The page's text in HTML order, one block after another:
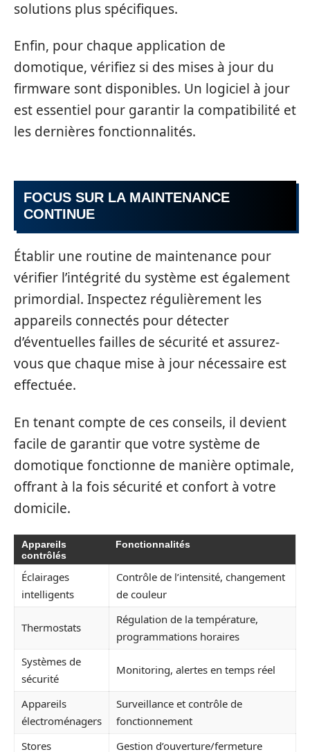
solutions plus spécifiques.
Enfin, pour chaque application de
domotique, vérifiez si des mises à jour du
firmware sont disponibles. Un logiciel à jour
est essentiel pour garantir la compatibilité et
les dernières fonctionnalités.
FOCUS SUR LA MAINTENANCE
CONTINUE
Établir une routine de maintenance pour
vérifier l’intégrité du système est également
primordial. Inspectez régulièrement les
appareils connectés pour détecter
d’éventuelles failles de sécurité et assurez-
vous que chaque mise à jour nécessaire est
effectuée.
En tenant compte de ces conseils, il devient
facile de garantir que votre système de
domotique fonctionne de manière optimale,
offrant à la fois sécurité et confort à votre
domicile.
Appareils
contrôlés
Fonctionnalités
Éclairages
intelligents
Contrôle de l’intensité, changement
de couleur
Thermostats
Régulation de la température,
programmations horaires
Systèmes de
sécurité
Monitoring, alertes en temps réel
Appareils
électroménagers
Surveillance et contrôle de
fonctionnement
Stores
Gestion d’ouverture/fermeture